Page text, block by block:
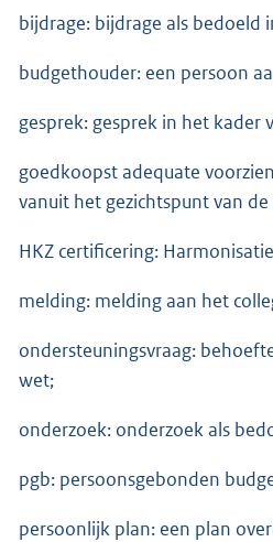
bijdrage: bijdrage als bedoeld
budgethouder: een persoon
gesprek: gesprek in het kader
goedkoopst adequate
vanuit het gezichtspunt van
HKZ certificering:
melding: melding aan het
ondersteuningsvraag:
wet;
onderzoek: onderzoek als
pgb: persoonsgebonden
persoonlijk plan: een plan